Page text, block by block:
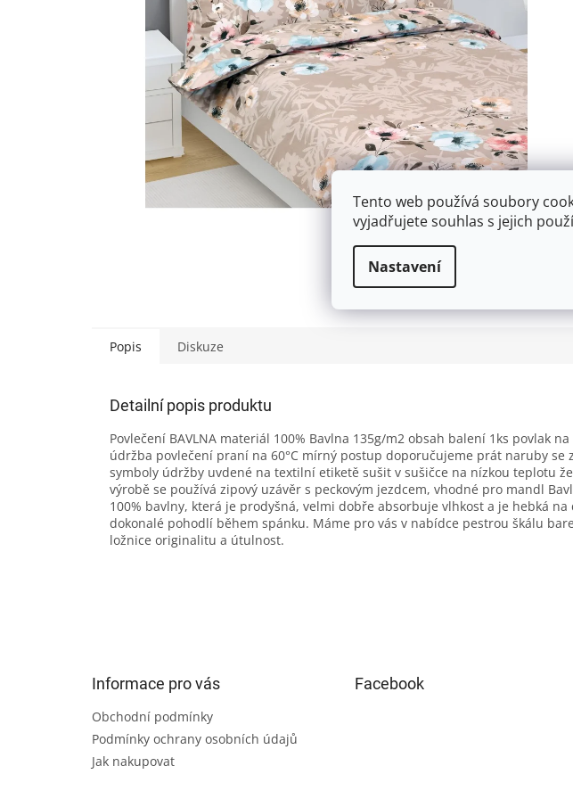
Tento web používá soubory
vyjadřujete souhlas s jejich
Nastavení
Popis Diskuze
Detailní popis produktu
Povlečení BAVLNA materiál 100% Bavlna 135g/m2 obsah balení 1ks povlak
údržba povlečení praní na 60°C mírný postup doporučujeme prát naruby se
symboly údržby uvdené na textilní etiketě sušit v sušičce na nízkou teplotu
výrobě se používá zipový uzávěr s peckovým jezdcem, vhodné pro mandl
100% bavlny, která je prodyšná, velmi dobře absorbuje vlhkost a je hebká
dokonalé pohodlí během spánku. Máme pro vás v nabídce pestrou škálu
ložnice originalitu a útulnost.
Informace pro vás
Obchodní podmínky
Podmínky ochrany osobních údajů
Jak nakupovat
Facebook